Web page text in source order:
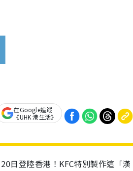
在Google追蹤
《UHK 港生活》
日登陸香港！KFC特別製作這「漢